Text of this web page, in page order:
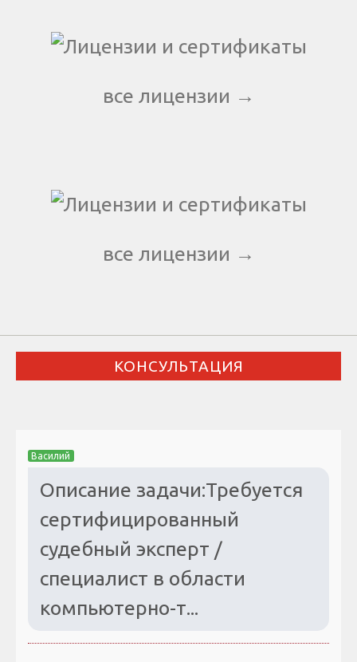
все лицензии →
все лицензии →
КОНСУЛЬТАЦИЯ
Василий
Описание задачи:Требуется
сертифицированный
судебный эксперт /
специалист в области
компьютерно-т...